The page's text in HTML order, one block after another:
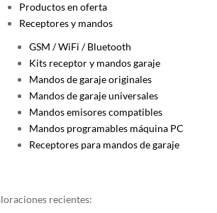
Productos en oferta
Receptores y mandos
GSM / WiFi / Bluetooth
Kits receptor y mandos garaje
Mandos de garaje originales
Mandos de garaje universales
Mandos emisores compatibles
Mandos programables máquina PC
Receptores para mandos de garaje
recientes: